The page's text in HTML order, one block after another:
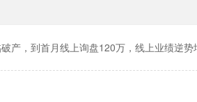
产，到首月线上询盘120万，线上业绩逆势